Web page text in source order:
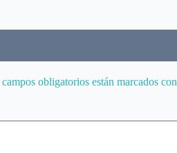
obligatorios están marcados con